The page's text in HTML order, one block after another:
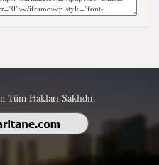
Hakları Saklıdır.